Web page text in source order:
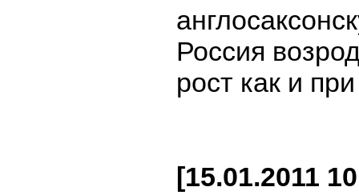
Россия
рост как и
[15.01.2011